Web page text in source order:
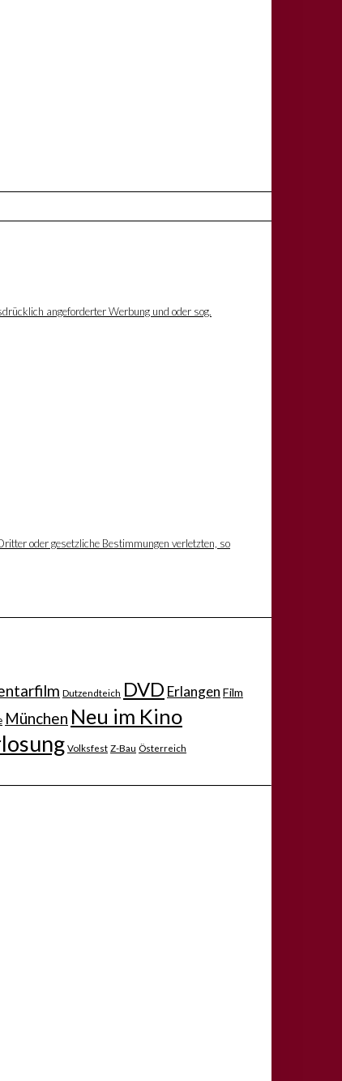
angeforderter Werbung und oder sog.
oder gesetzliche Bestimmungen verletzten, so
Dutzendteich DVD Erlangen Film
München Neu im Kino
Volksfest Z-Bau Österreich